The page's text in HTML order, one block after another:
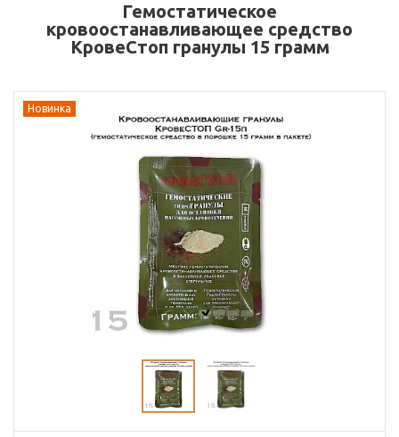
Гемостатическое
кровоостанавливающее средство
КровеСтоп гранулы 15 грамм
Новинка